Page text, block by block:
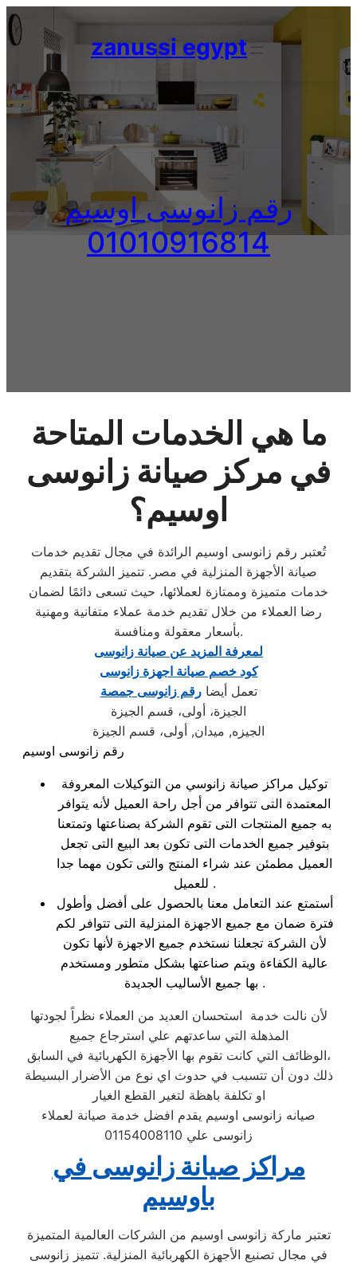
Skip
to
content
zanussi egypt
رقم زانوسى اوسيم
01010916814
ما هي الخدمات المتاحة
في مركز صيانة زانوسى
اوسيم؟
تُعتبر رقم زانوسى اوسيم الرائدة في مجال تقديم خدمات
صيانة الأجهزة المنزلية في مصر. تتميز الشركة بتقديم
خدمات متميزة وممتازة لعملائها، حيث تسعى دائمًا لضمان
رضا العملاء من خلال تقديم خدمة عملاء متفانية ومهنية
بأسعار معقولة ومنافسة.
لمعرفة المزيد عن صيانة زانوسى
كود خصم صيانة اجهزة زانوسى
تعمل أيضارقم زانوسى جمصة
الجيزة، أولى، قسم الجيزة
الجيزه, ميدان, أولى، قسم الجيزة
رقم زانوسى اوسيم
توكيل مراكز صيانة زانوسي من التوكيلات المعروفة
المعتمدة التى تتوافر من أجل راحة العميل لأنه يتوافر
به جميع المنتجات التى تقوم الشركة بصناعتها وتمتعنا
بتوفير جميع الخدمات التى تكون بعد البيع التى تجعل
العميل مطمئن عند شراء المنتج والتى تكون مهما جدا
للعميل .
أستمتع عند التعامل معنا بالحصول على أفضل وأطول
فترة ضمان مع جميع الاجهزة المنزلية التى تتوافر لكم
لأن الشركة تجعلنا نستخدم جميع الاجهزة لأنها تكون
عالية الكفاءة ويتم صناعتها بشكل متطور ومستخدم
بها جميع الأساليب الجديدة .
لأن نالت خدمة استحسان العديد من العملاء نظراً لجودتها
المذهلة التي ساعدتهم علي استرجاع جميع
الوظائف التي كانت تقوم بها الأجهزة الكهربائية في السابق،
ذلك دون أن تتسبب في حدوث اي نوع من الأضرار البسيطة
او تكلفة باهظة لتغير القطع الغيار
صيانه زانوسى اوسيم يقدم افضل خدمة صيانة لعملاء
زانوسى علي 01154008110
مراكز صيانة زانوسى في
باوسيم
تعتبر ماركة زانوسى اوسيم من الشركات العالمية المتميزة
في مجال تصنيع الأجهزة الكهربائية المنزلية. تتميز زانوسى